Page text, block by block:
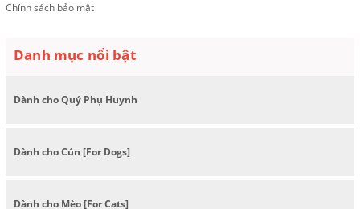
Chính sách bảo mật
Danh mục nổi bật
Dành cho Quý Phụ Huynh
Dành cho Cún [For Dogs]
Dành cho Mèo [For Cats]